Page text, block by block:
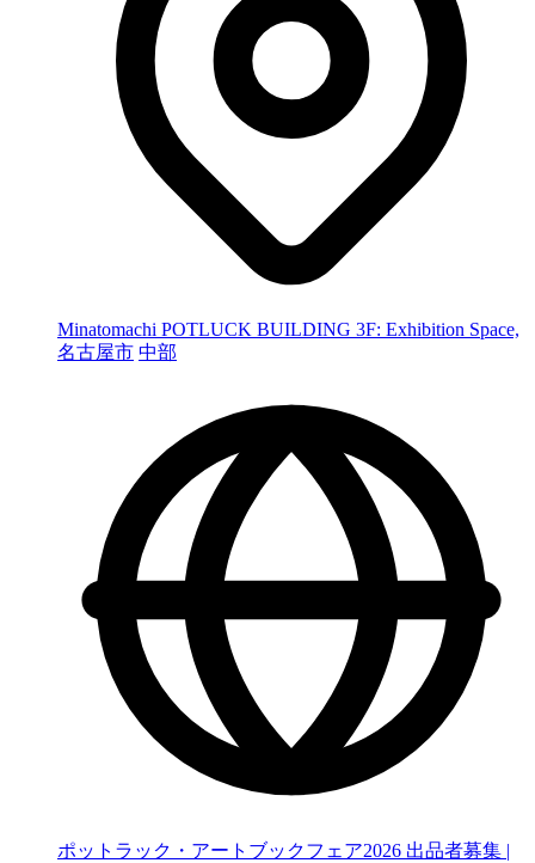
Minatomachi POTLUCK BUILDING 3F: Exhibition Space,
名古屋市 中部
ポットラック・アートブックフェア2026 出品者募集 |